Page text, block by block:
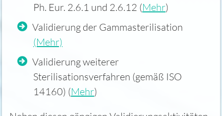
Ph. Eur. 2.6.1 und 2.6.12 (Mehr)
Validierung der Gammasterilisation
(Mehr)
Validierung weiterer
Sterilisationsverfahren (gemäß ISO
14160) (Mehr)